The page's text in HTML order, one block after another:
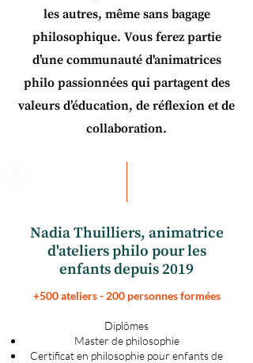
les autres, même sans bagage
philosophique. Vous ferez partie
d’une communauté d'animatrices
philo passionnées qui partagent des
valeurs d’éducation, de réflexion et de
collaboration.
Nadia Thuilliers, animatrice
d'ateliers philo pour les
enfants depuis 2019
+500 ateliers - 200 personnes formées
Diplômes
Master de philosophie
Certificat en philosophie pour enfants de